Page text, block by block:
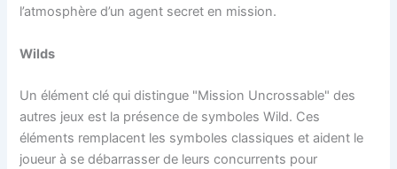
l’atmosphère d’un agent secret en mission.
Wilds
Un élément clé qui distingue "Mission Uncrossable" des
autres jeux est la présence de symboles Wild. Ces
éléments remplacent les symboles classiques et aident le
joueur à se débarrasser de leurs concurrents pour